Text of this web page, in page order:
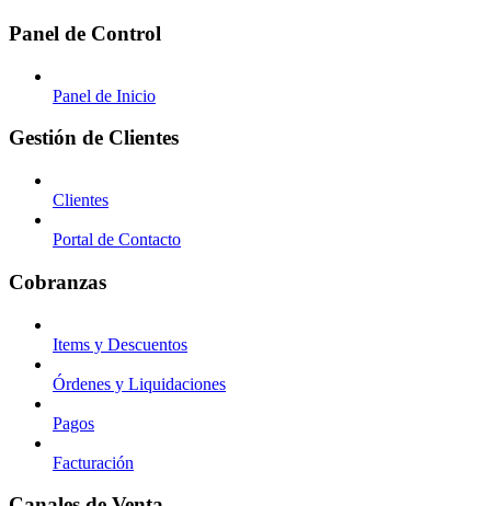
Panel de Control
Panel de Inicio
Gestión de Clientes
Clientes
Portal de Contacto
Cobranzas
Items y Descuentos
Órdenes y Liquidaciones
Pagos
Facturación